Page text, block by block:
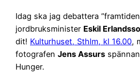
Idag ska jag debattera
jordbruksminister Eskil
dit! Kulturhuset, Sthlm, kl 16.00,
fotografen Jens Assurs
Hunger.